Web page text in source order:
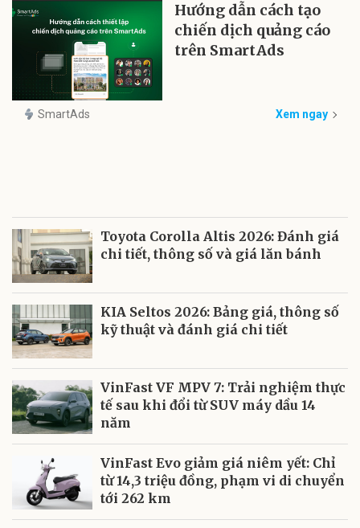
Hướng dẫn cách tạo
chiến dịch quảng cáo
trên SmartAds
SmartAds Xem ngay
Toyota Corolla Altis 2026: Đánh giá
chi tiết, thông số và giá lăn bánh
KIA Seltos 2026: Bảng giá, thông số
kỹ thuật và đánh giá chi tiết
VinFast VF MPV 7: Trải nghiệm thực
tế sau khi đổi từ SUV máy dầu 14
năm
VinFast Evo giảm giá niêm yết: Chỉ
từ 14,3 triệu đồng, phạm vi di chuyển
tới 262 km